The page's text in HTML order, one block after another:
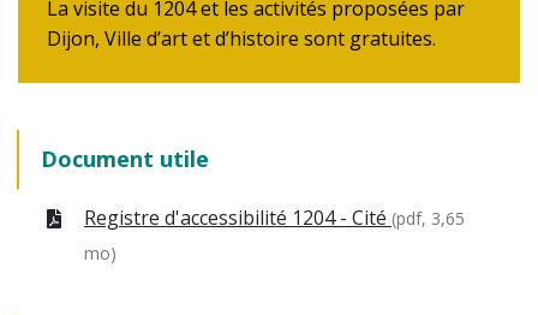
La visite du 1204 et les activités proposées par
Dijon, Ville d’art et d’histoire sont gratuites.
Document utile
Registre d'accessibilité 1204 - Cité (pdf, 3,65
mo)